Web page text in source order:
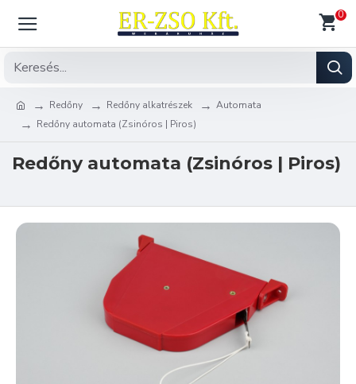
0
Redőny Redőny alkatrészek
Automata
Redőny automata (Zsinóros | Piros)
Redőny automata (Zsinóros | Piros)